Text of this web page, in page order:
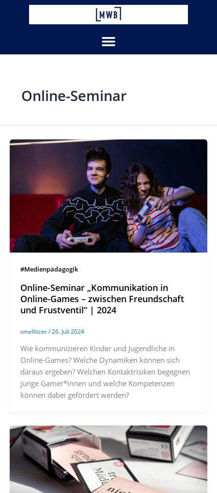
Online-Seminar
#Medienpädagogik
Online-Seminar „Kommunikation in
Online-Games ­– zwischen Freundschaft
und Frustventil“ | 2024
smellitzer/26. Juli 2024
Wie kommunizieren Kinder und Jugendliche in
Online-Games? Welche Dynamiken können sich
daraus ergeben? Welchen Kontaktrisiken begegnen
junge Gamer*innen und welche Kompetenzen
können dabei gefördert werden?